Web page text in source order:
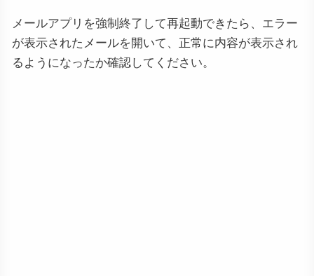
メールアプリを強制終了して再起動できたら、エラー
が表示されたメールを開いて、正常に内容が表示され
るようになったか確認してください。